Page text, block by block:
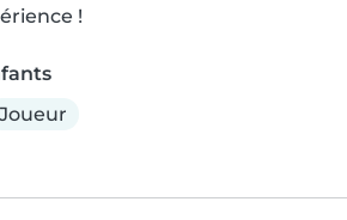
!
Joueur